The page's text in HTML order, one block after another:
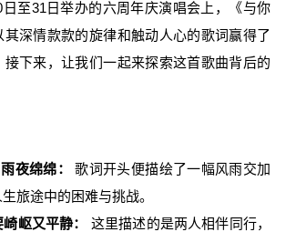
至31日举办的六周年庆演唱会上，《与你
其深情款款的旋律和触动人心的歌词赢得了
接下来，让我们一起来探索这首歌曲背后的
夜绵绵：
歌词开头便描绘了一幅风雨交加
旅途中的困难与挑战。
岖又平静：
这里描述的是两人相伴同行，